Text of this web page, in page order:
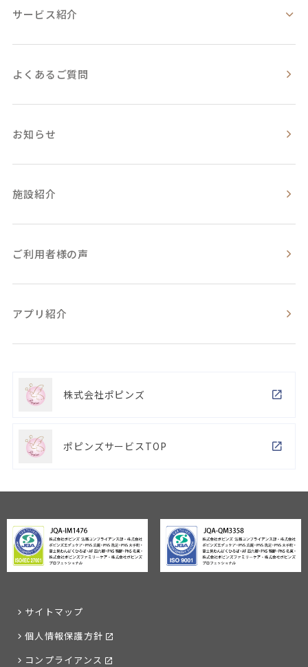
サービス紹介
よくあるご質問
お知らせ
施設紹介
ご利用者様の声
アプリ紹介
株式会社ポピンズ
ポピンズサービスTOP
サイトマップ
個人情報保護方針
コンプライアンス